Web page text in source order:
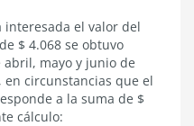
interesada el valor del
$ 4.068 se obtuvo
mayo y junio de
en circunstancias que el
a la suma de $
cálculo: